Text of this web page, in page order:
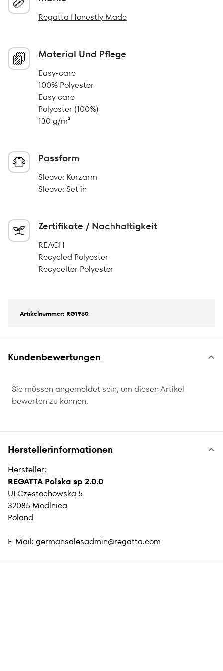
Regatta Honestly Made
Material Und Pflege
Easy-care
100% Polyester
Easy care
Polyester (100%)
130 g/m²
Passform
Sleeve: Kurzarm
Sleeve: Set in
Zertifikate / Nachhaltigkeit
REACH
Recycled Polyester
Recycelter Polyester
Artikelnummer: RG1960
Kundenbewertungen
Sie müssen angemeldet sein, um diesen Artikel
bewerten zu können.
Herstellerinformationen
Hersteller:
REGATTA Polska sp 2.0.0
UI Czestochowska 5
32085 Modlnica
Poland
E-Mail: germansalesadmin@regatta.com